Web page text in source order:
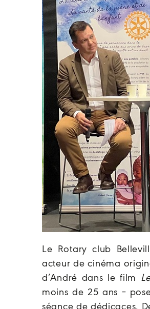
Le Rotary club
acteur de cinéma
d’André dans le film
moins de 25 ans –
séance de dédicaces.